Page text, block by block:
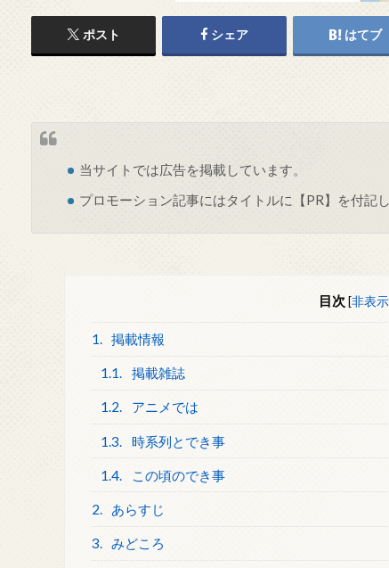
ポスト シェア はてブ
当サイトでは広告を掲載しています。
プロモーション記事にはタイトルに【PR】を付記
目次 [非表示
1. 掲載情報
1.1. 掲載雑誌
1.2. アニメでは
1.3. 時系列とでき事
1.4. この頃のでき事
2. あらすじ
3. みどころ